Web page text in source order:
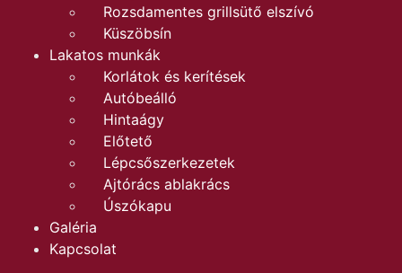
Rozsdamentes grillsütő elszívó
Küszöbsín
Lakatos munkák
Korlátok és kerítések
Autóbeálló
Hintaágy
Előtető
Lépcsőszerkezetek
Ajtórács ablakrács
Úszókapu
Galéria
Kapcsolat